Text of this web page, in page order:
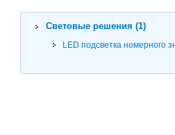
Световые решения (1)
LED подсветка номерного